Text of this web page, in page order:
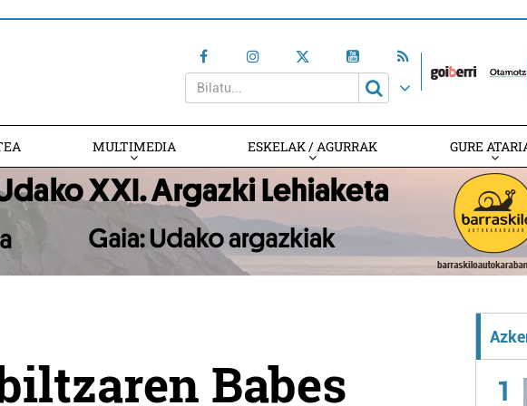
MULTIMEDIA ESKELAK / AGURRAK GURE
Babes
1